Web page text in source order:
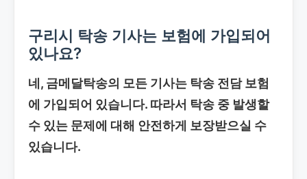
구리시 탁송 기사는 보험에 가입되어
있나요?
네, 금메달탁송의 모든 기사는 탁송 전담 보험
에 가입되어 있습니다. 따라서 탁송 중 발생할
수 있는 문제에 대해 안전하게 보장받으실 수
있습니다.